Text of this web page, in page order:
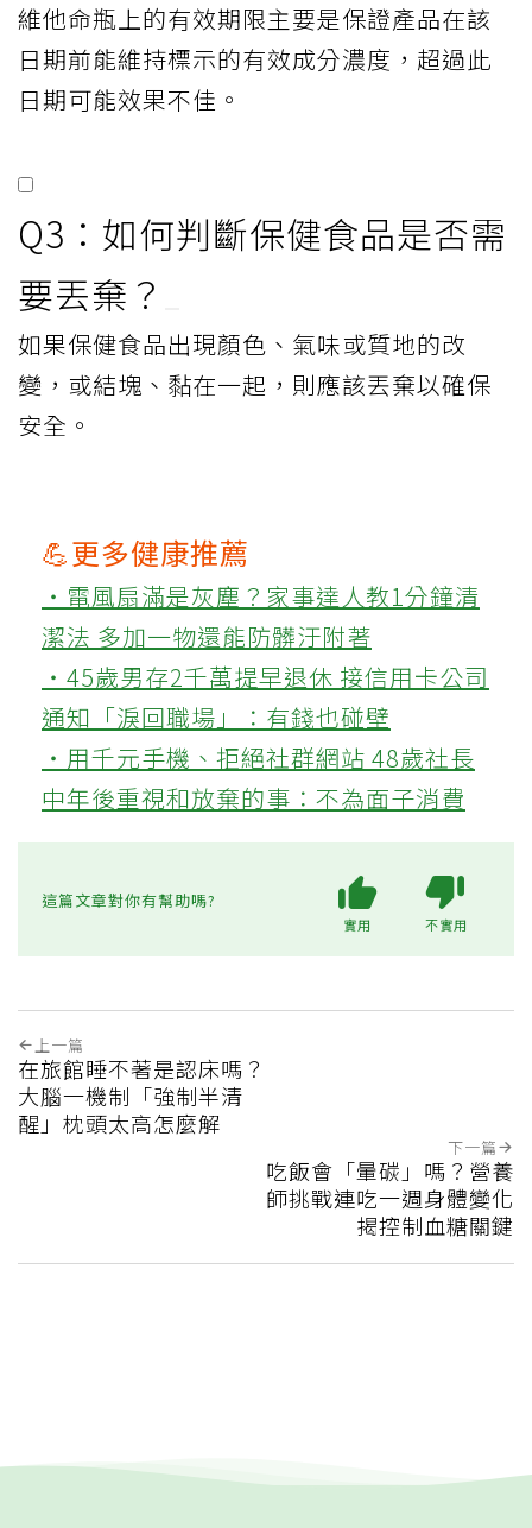
維他命瓶上的有效期限主要是保證產品在該
日期前能維持標示的有效成分濃度，超過此
日期可能效果不佳。
Q3：如何判斷保健食品是否需
要丟棄？
如果保健食品出現顏色、氣味或質地的改
變，或結塊、黏在一起，則應該丟棄以確保
安全。
💪更多健康推薦
‧電風扇滿是灰塵？家事達人教1分鐘清
潔法 多加一物還能防髒汙附著
‧45歲男存2千萬提早退休 接信用卡公司
通知「淚回職場」：有錢也碰壁
‧用千元手機、拒絕社群網站 48歲社長
中年後重視和放棄的事：不為面子消費
這篇文章對你有幫助嗎?
實用 不實用
上一篇
在旅館睡不著是認床嗎？
大腦一機制「強制半清
醒」枕頭太高怎麼解
下一篇
吃飯會「暈碳」嗎？營養
師挑戰連吃一週身體變化
揭控制血糖關鍵